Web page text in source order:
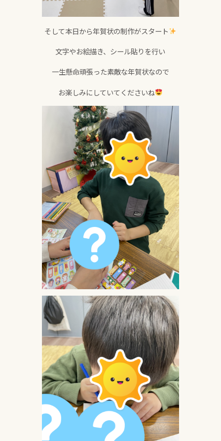
そして本日から年賀状の制作がスタート
文字やお絵描き、シール貼りを行い
一生懸命頑張った素敵な年賀状なので
お楽しみにしていてくださいね